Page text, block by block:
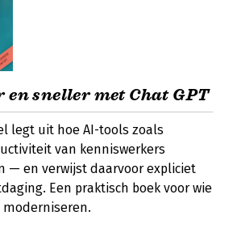
en sneller met Chat GPT
legt uit hoe AI-tools zoals
van kenniswerkers
— en verwijst daarvoor expliciet
Een praktisch boek voor wie
moderniseren.